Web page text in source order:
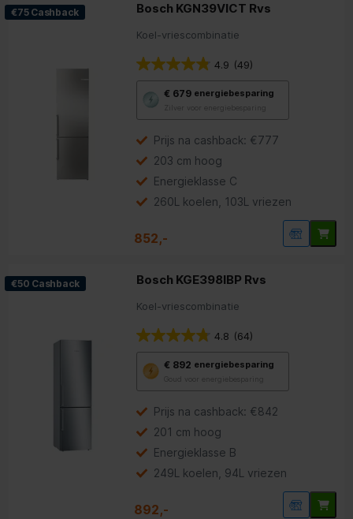
€75 Cashback Bosch KGN39VICT Rvs
Koel-vriescombinatie
4.9 (49)
€ 679 energiebesparing
Zilver voor energiebesparing
Youreko’s
voor
energiebesparing.
Prijs na cashback: €777
203 cm hoog
Energieklasse C
260L koelen, 103L vriezen
852,-
€50 Cashback Bosch KGE398IBP Rvs
Koel-vriescombinatie
4.8 (64)
€ 892 energiebesparing
Goud voor energiebesparing
deze
Youreko’s
voor
energiebesparing.
Prijs na cashback: €842
201 cm hoog
Energieklasse B
249L koelen, 94L vriezen
892,-